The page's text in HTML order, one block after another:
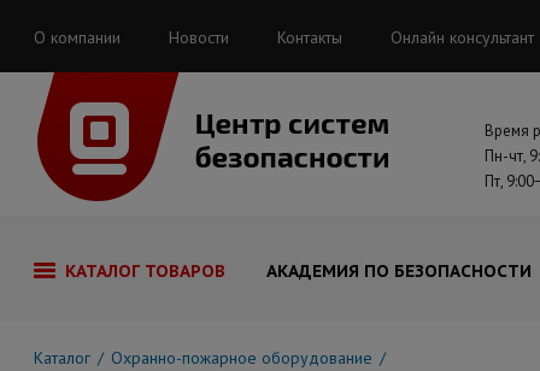
О компании Новости Контакты Онлайн консультант
Время
Пн-чт,
Пт,
КАТАЛОГ ТОВАРОВ АКАДЕМИЯ ПО БЕЗОПАСНОСТИ
Каталог Охранно-пожарное оборудование